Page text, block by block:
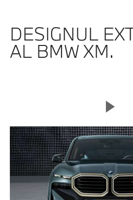
DESIGNUL
AL BMW XM.